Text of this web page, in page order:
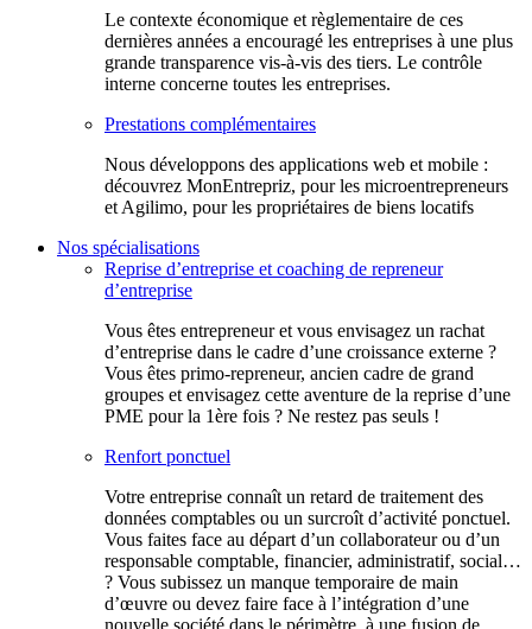
Le contexte économique et règlementaire de ces
dernières années a encouragé les entreprises à une plus
grande transparence vis-à-vis des tiers. Le contrôle
interne concerne toutes les entreprises.
Prestations complémentaires
Nous développons des applications web et mobile :
découvrez MonEntrepriz, pour les microentrepreneurs
et Agilimo, pour les propriétaires de biens locatifs
Nos spécialisations
Reprise d’entreprise et coaching de repreneur
d’entreprise
Vous êtes entrepreneur et vous envisagez un rachat
d’entreprise dans le cadre d’une croissance externe ?
Vous êtes primo-repreneur, ancien cadre de grand
groupes et envisagez cette aventure de la reprise d’une
PME pour la 1ère fois ? Ne restez pas seuls !
Renfort ponctuel
Votre entreprise connaît un retard de traitement des
données comptables ou un surcroît d’activité ponctuel.
Vous faites face au départ d’un collaborateur ou d’un
responsable comptable, financier, administratif, social…
? Vous subissez un manque temporaire de main
d’œuvre ou devez faire face à l’intégration d’une
nouvelle société dans le périmètre, à une fusion de